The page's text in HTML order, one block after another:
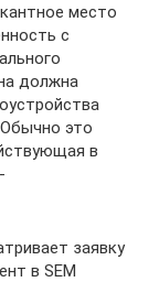
место
с
должна
это
в
заявку
в SEM